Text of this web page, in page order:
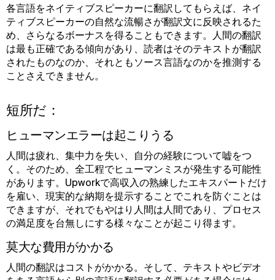
各言語をネイティブスピーカーに翻訳してもらえば、ネイ
ティブスピーカーの自然な流暢さが翻訳文に反映されるた
め、さらなるボーナスを得ることもできます。人間の翻訳
は最も正確である傾向があり、読者はそのテキストが翻訳
されたものなのか、それともソース言語なのかを推測する
ことさえできません。
短所だ：
ヒューマンエラーは起こりうる
人間は疲れ、集中力を失い、自分の経験について嘘をつ
く。そのため、全工程でヒューマンミスが発生する可能性
があります。Upworkで高収入の熟練したエキスパートだけ
を雇い、現実的な納期を提示することでこれを防ぐことは
できますが、それでもやはり人間は人間であり、プロセス
の満足度を台無しにする様々なことが起こり得ます。
莫大な費用がかかる
人間の翻訳はコストがかかる。そして、テキストやビデオ